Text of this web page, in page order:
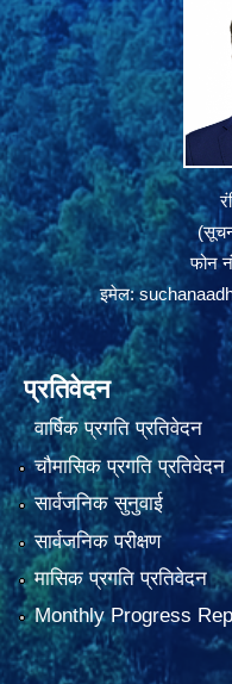
फोन
इमेल:
प्रतिवेदन
वार्षिक प्रगति प्रतिवेदन
चौमासिक प्रगति प्रतिवेदन
सार्वजनिक सुनुवाई
सार्वजनिक परीक्षण
मासिक प्रगति प्रतिवेदन
Monthly Progress